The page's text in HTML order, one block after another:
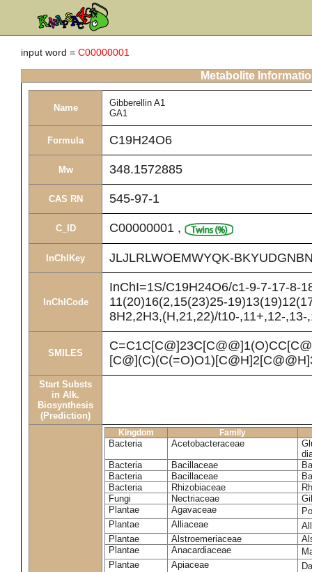
input word = C00000001
Metabolite
Name
Gibberellin A1
GA1
Formula C19H24O6
Mw 348.1572885
CAS RN 545-97-1
C_ID C00000001 ,
InChIKey JLJLRLWOEMWYQK-
InChICode
InChI=1S/C19H24O6/c1-9-7-17-8-
11(20)16(2,15(23)25-
8H2,2H3,(H,21,22)/t10-,11+,12-
SMILES
Start Substs
in Alk.
Biosynthesis
(Prediction)
Kingdom Family
Bacteria Acetobacteraceae
Bacteria
Bacillaceae
Bacteria
Bacillaceae
Bacteria
Rhizobiaceae
Fungi
Nectriaceae
Plantae
Agavaceae
Plantae
Alliaceae
Plantae
Alstroemeriaceae
Plantae
Anacardiaceae
Plantae
Apiaceae